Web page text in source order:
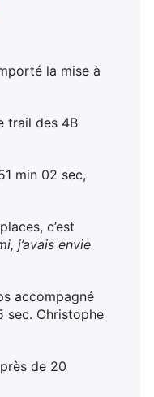
la mise à
trail des 4B
min 02 sec,
c’est
j’avais envie
accompagné
sec. Christophe
de 20